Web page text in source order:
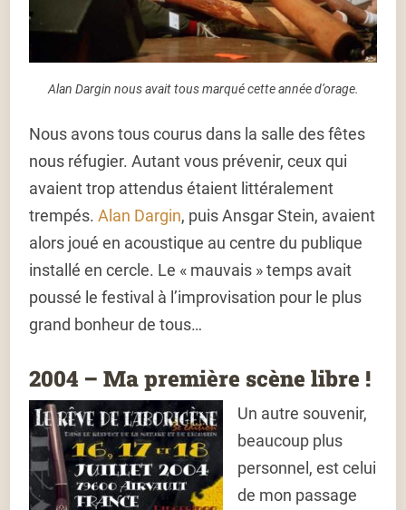
Alan Dargin nous avait tous marqué cette année d’orage.
Nous avons tous courus dans la salle des fêtes
nous réfugier. Autant vous prévenir, ceux qui
avaient trop attendus étaient littéralement
trempés.Alan Dargin, puis Ansgar Stein, avaient
alors joué en acoustique au centre du publique
installé en cercle. Le « mauvais » temps avait
poussé le festival à l’improvisation pour le plus
grand bonheur de tous…
2004 – Ma première scène libre !
Un autre souvenir,
beaucoup plus
personnel, est celui
de mon passage